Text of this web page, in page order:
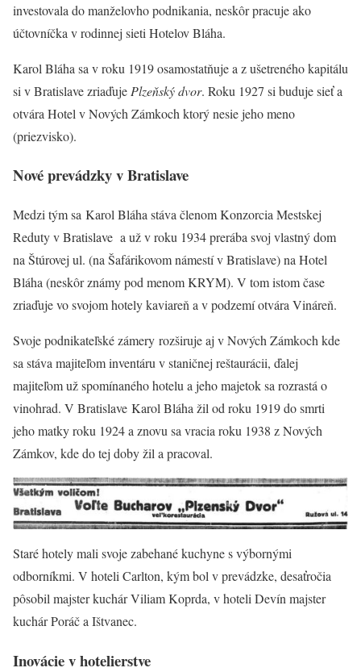
investovala do manželovho podnikania, neskôr pracuje ako
účtovníčka v rodinnej sieti Hotelov Bláha.
Karol Bláha sa v roku 1919 osamostatňuje a z ušetreného kapitálu
si v Bratislave zriaďuje Plzeňský dvor. Roku 1927 si buduje sieť a
otvára Hotel v Nových Zámkoch ktorý nesie jeho meno
(priezvisko).
Nové prevádzky v Bratislave
Medzi tým sa Karol Bláha stáva členom Konzorcia Mestskej
Reduty v Bratislave a už v roku 1934 prerába svoj vlastný dom
na Štúrovej ul. (na Šafárikovom námestí v Bratislave) na Hotel
Bláha (neskôr známy pod menom KRYM). V tom istom čase
zriaďuje vo svojom hotely kaviareň a v podzemí otvára Vináreň.
Svoje podnikateľské zámery rozširuje aj v Nových Zámkoch kde
sa stáva majiteľom inventáru v staničnej reštaurácii, ďalej
majiteľom už spomínaného hotelu a jeho majetok sa rozrastá o
vinohrad. V Bratislave Karol Bláha žil od roku 1919 do smrti
jeho matky roku 1924 a znovu sa vracia roku 1938 z Nových
Zámkov, kde do tej doby žil a pracoval.
Staré hotely mali svoje zabehané kuchyne s výbornými
odborníkmi. V hoteli Carlton, kým bol v prevádzke, desaťročia
pôsobil majster kuchár Viliam Koprda, v hoteli Devín majster
kuchár Poráč a Ištvanec.
Inovácie v hotelierstve